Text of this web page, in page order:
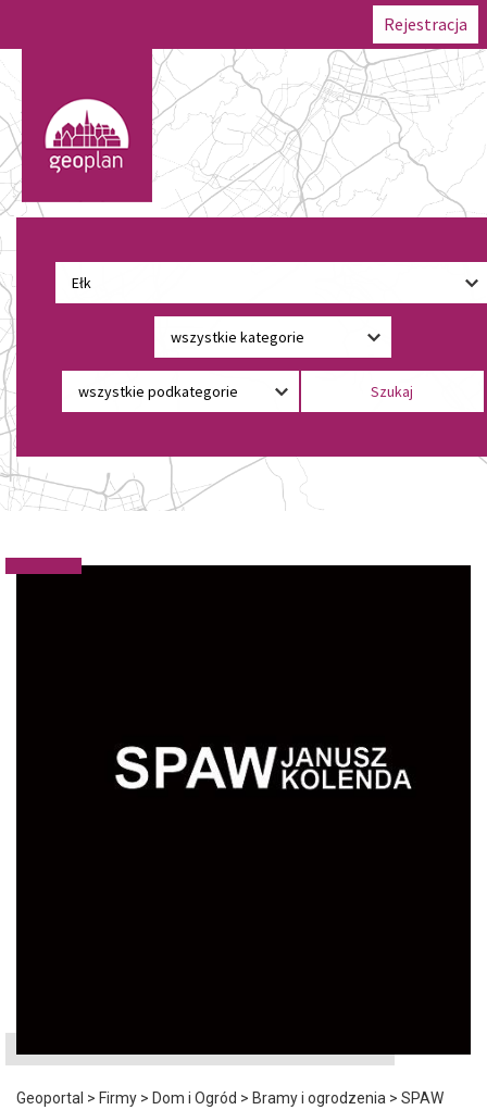
Rejestracja
Geoportal > Firmy > Dom i Ogród > Bramy i ogrodzenia > SPAW